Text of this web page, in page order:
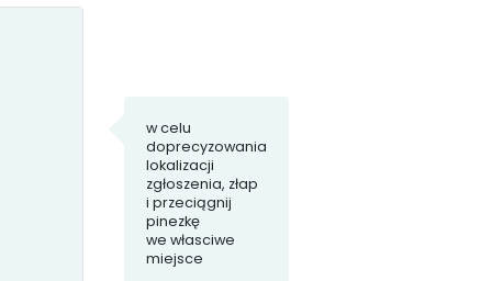
infrastrukturaw celu
doprecyzowania
lokalizacji
zgłoszenia, złap
i przeciągnij
pinezkę
we własciwe
miejsce